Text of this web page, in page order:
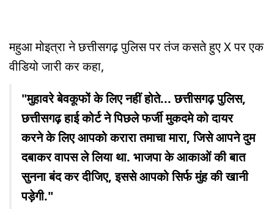
महुआ मोइत्रा ने छत्तीसगढ़ पुलिस पर तंज कसते हुए X पर एक
वीडियो जारी कर कहा,
"मुहावरे बेवकूफों के लिए नहीं होते... छत्तीसगढ़ पुलिस,
छत्तीसगढ़ हाई कोर्ट ने पिछले फर्जी मुकदमे को दायर
करने के लिए आपको करारा तमाचा मारा, जिसे आपने दुम
दबाकर वापस ले लिया था. भाजपा के आकाओं की बात
सुनना बंद कर दीजिए, इससे आपको सिर्फ मुंह की खानी
पड़ेगी."